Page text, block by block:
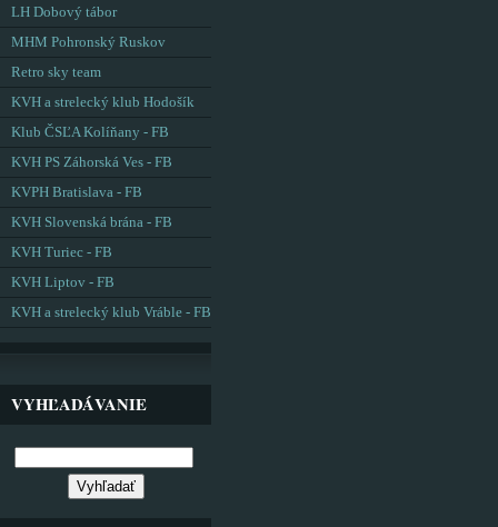
LH Dobový tábor
MHM Pohronský Ruskov
Retro sky team
KVH a strelecký klub Hodošík
Klub ČSĽA Kolíňany - FB
KVH PS Záhorská Ves - FB
KVPH Bratislava - FB
KVH Slovenská brána - FB
KVH Turiec - FB
KVH Liptov - FB
KVH a strelecký klub Vráble - FB
VYHĽADÁVANIE